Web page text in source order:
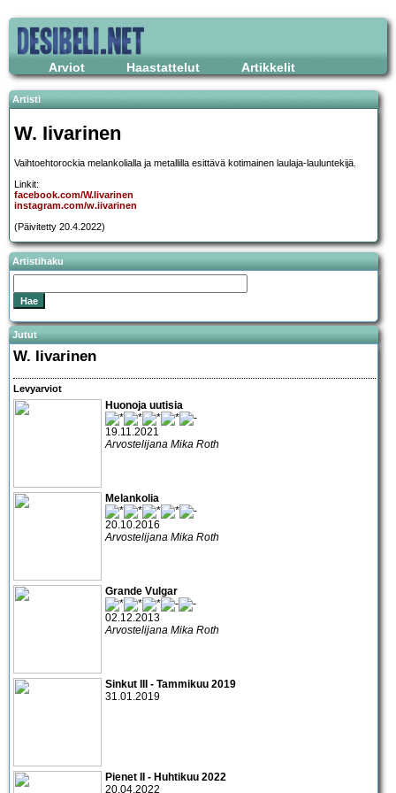
Arviot Haastattelut Artikkelit
Artisti
W. Iivarinen
Vaihtoehtorockia melankolialla ja metallilla esittävä kotimainen laulaja-lauluntekijä.
Linkit:
facebook.com/W.Iivarinen
instagram.com/w.iivarinen
(Päivitetty 20.4.2022)
Artistihaku
Jutut
W. Iivarinen
Levyarviot
Huonoja uutisia
19.11.2021
Arvostelijana Mika Roth
Melankolia
20.10.2016
Arvostelijana Mika Roth
Grande Vulgar
02.12.2013
Arvostelijana Mika Roth
Sinkut III - Tammikuu 2019
31.01.2019
Pienet II - Huhtikuu 2022
20.04.2022